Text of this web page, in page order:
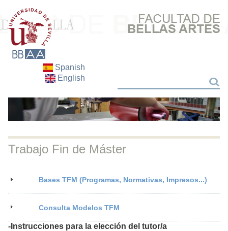
Spanish
English
Buscar
Trabajo Fin de Máster
Bases TFM (Programas, Normativas, Impresos...)
Consulta Modelos TFM
-Instrucciones para la elección del tutor/a